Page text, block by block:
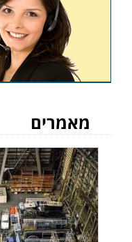
קורס ניהול
שיעורי
מאמרים